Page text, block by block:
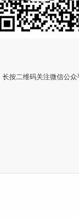
长按二维码关注微信公众